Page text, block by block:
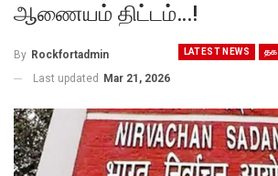
ஆணையம் திட்டம்…!
LATEST NEWS
By Rockfortadmin
Last updated Mar 21, 2026